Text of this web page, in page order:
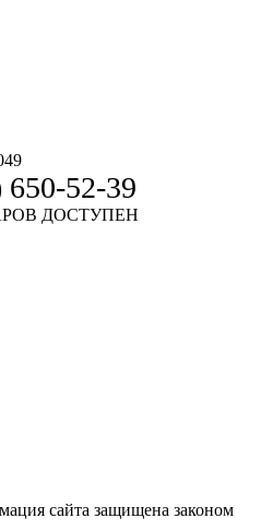
650-52-39
ДОСТУПЕН
сайта защищена законом